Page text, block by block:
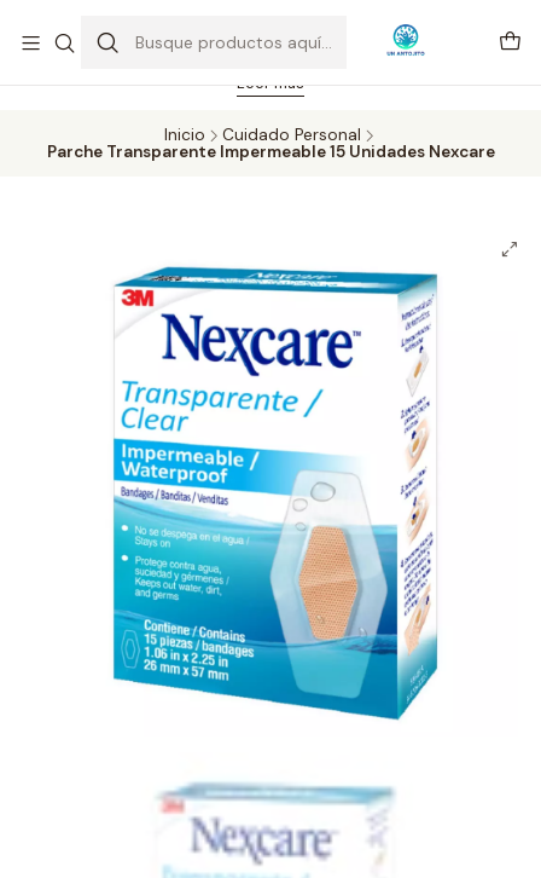
Feriado 21-05-2026 atención hasta las 14 hrs. Envío GRATIS mismo
día solo área Metropolitana Santiago por compras desde CLP 39.900.
Pedidos hasta 16 hrs., sábados y domingos hasta 14 hrs.
Leer más
Inicio
Cuidado Personal
Parche Transparente Impermeable 15 Unidades Nexcare